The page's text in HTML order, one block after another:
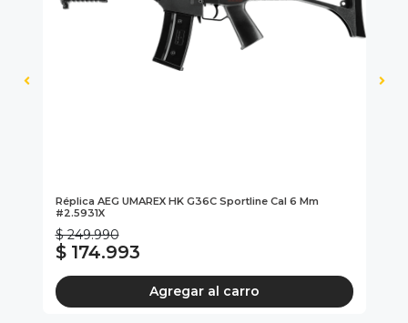
Réplica AEG UMAREX HK G36C Sportline Cal 6 Mm
#2.5931X
$ 249.990
$ 174.993
Agregar al carro